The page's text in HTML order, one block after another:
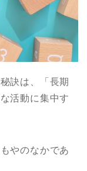
訣は、「長期
活動に集中す
やのなかであ